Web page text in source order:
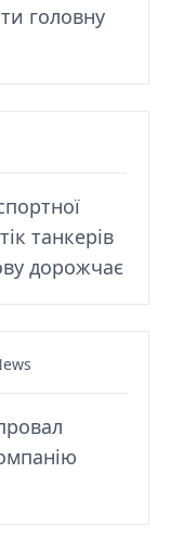
головну
танкерів
дорожчає